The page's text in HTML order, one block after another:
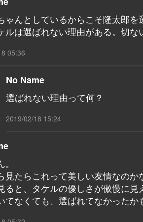
ゃんとしているからこそ隆太郎
ルは選ばれない理由がある。切な
05:36
No Name
選ばれない理由って何？
2019/02/18 15:24
見たらこれって美しい友情なのか
ると、タケルの優しさが傲慢に
てなくても、選ばれてなかったか